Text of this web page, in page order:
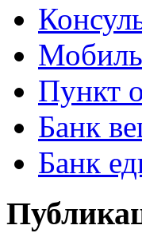
Пункт
Банк
Банк